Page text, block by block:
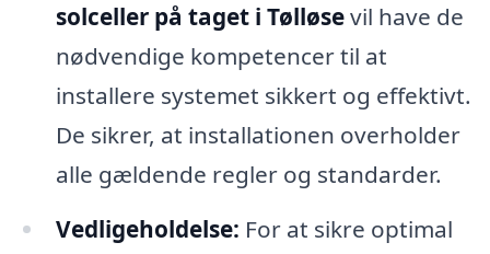
solceller på taget i Tølløsevil have de
nødvendige kompetencer til at
installere systemet sikkert og effektivt.
De sikrer, at installationen overholder
alle gældende regler og standarder.
Vedligeholdelse: For at sikre optimal